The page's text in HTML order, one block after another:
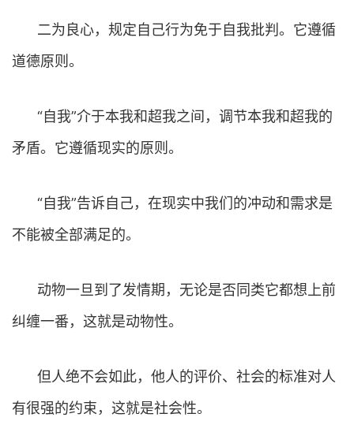
二为良心，规定自己行为免于自我批判。它遵循
道德原则。
“自我”介于本我和超我之间，调节本我和超我的
矛盾。它遵循现实的原则。
“自我”告诉自己，在现实中我们的冲动和需求是
不能被全部满足的。
动物一旦到了发情期，无论是否同类它都想上前
纠缠一番，这就是动物性。
但人绝不会如此，他人的评价、社会的标准对人
有很强的约束，这就是社会性。